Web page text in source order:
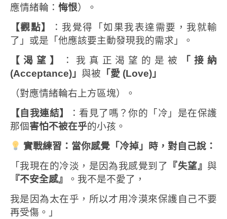
應情緒輪： 悔恨）。
【觀點】
：我覺得「如果我表達需要，我就輸
了」或是「他應該要主動發現我的需求」。
【渴望】
：我真正渴望的是被
「接納
(Acceptance) 」 與被 「愛 (Love) 」
（對應情緒輪右上方區塊）。
【自我連結】
：看見了嗎？你的「冷」是在保護
那個害怕不被在乎的小孩。
實戰練習：當你感覺「冷掉」時，對自己說：
「我現在的冷淡，是因為我感覺到了
『失望』 與
『不安全感』
。我不是不愛了，
我是因為太在乎，所以才用冷漠來保護自己不要
再受傷。」